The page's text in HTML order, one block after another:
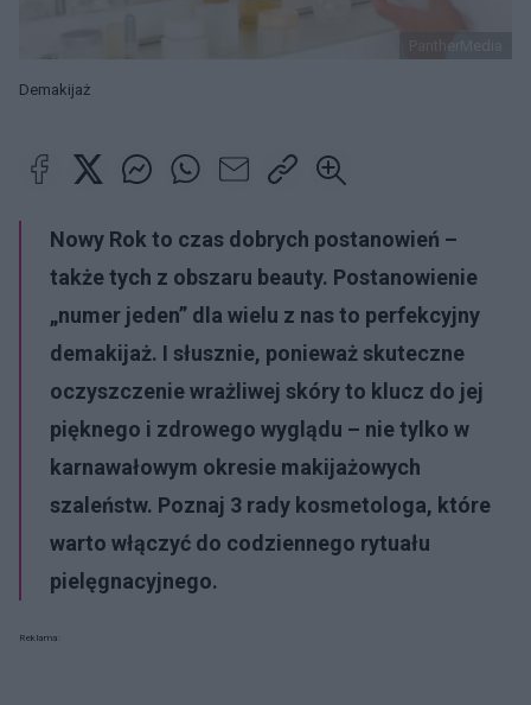
PantherMedia
Demakijaż
Nowy Rok to czas dobrych postanowień –
także tych z obszaru beauty. Postanowienie
„numer jeden” dla wielu z nas to perfekcyjny
demakijaż. I słusznie, ponieważ skuteczne
oczyszczenie wrażliwej skóry to klucz do jej
pięknego i zdrowego wyglądu – nie tylko w
karnawałowym okresie makijażowych
szaleństw. Poznaj 3 rady kosmetologa, które
warto włączyć do codziennego rytuału
pielęgnacyjnego.
Reklama: